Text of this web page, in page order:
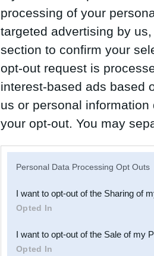
processing of your
targeted advertising by
section to confirm your
opt-out request is
interest-based ads based
us or personal
your opt-out. You may
Downstream Participants
third parties.
Personal Data Processing Opt Outs
I want to opt-out of the Sharing of
Opted In
I want to opt-out of the Sale of my
Opted In